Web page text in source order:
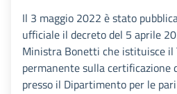
Il 3 maggio 2022 è stato
ufficiale il decreto del 5 aprile
Ministra Bonetti che istituisce il
permanente sulla certificazione
presso il Dipartimento per le